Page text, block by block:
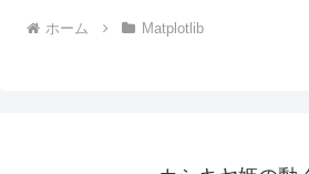
ホーム Matplotlib